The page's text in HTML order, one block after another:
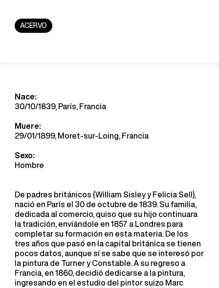
ACERVO
Nace:
30/10/1839, París, Francia
Muere:
29/01/1899, Moret-sur-Loing, Francia
Sexo:
Hombre
De padres británicos (William Sisley y Felicia Sell),
nació en París el 30 de octubre de 1839. Su familia,
dedicada al comercio, quiso que su hijo continuara
la tradición, enviándole en 1857 a Londres para
completar su formación en esta materia. De los
tres años que pasó en la capital británica se tienen
pocos datos, aunque sí se sabe que se interesó por
la pintura de Turner y Constable. A su regreso a
Francia, en 1860, decidió dedicarse a la pintura,
ingresando en el estudio del pintor suizo Marc